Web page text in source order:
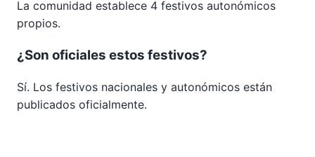
La comunidad establece 4 festivos autonómicos
propios.
¿Son oficiales estos festivos?
Sí. Los festivos nacionales y autonómicos están
publicados oficialmente.